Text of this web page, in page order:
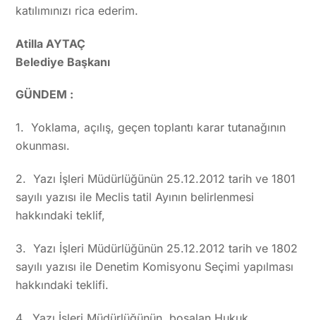
katılımınızı rica ederim.
Atilla AYTAÇ
Belediye Başkanı
GÜNDEM :
1. Yoklama, açılış, geçen toplantı karar tutanağının
okunması.
2. Yazı İşleri Müdürlüğünün 25.12.2012 tarih ve 1801
sayılı yazısı ile Meclis tatil Ayının belirlenmesi
hakkındaki teklif,
3. Yazı İşleri Müdürlüğünün 25.12.2012 tarih ve 1802
sayılı yazısı ile Denetim Komisyonu Seçimi yapılması
hakkındaki teklifi.